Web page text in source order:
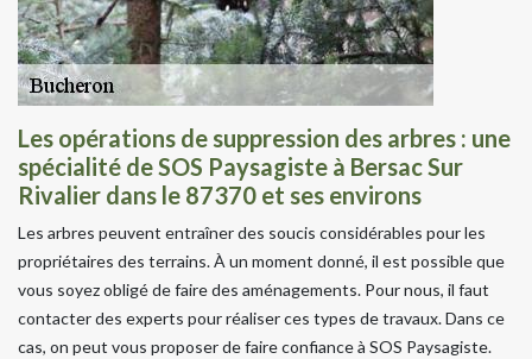
Les opérations de suppression des arbres : une
spécialité de SOS Paysagiste à Bersac Sur
Rivalier dans le 87370 et ses environs
Les arbres peuvent entraîner des soucis considérables pour les
propriétaires des terrains. À un moment donné, il est possible que
vous soyez obligé de faire des aménagements. Pour nous, il faut
contacter des experts pour réaliser ces types de travaux. Dans ce
cas, on peut vous proposer de faire confiance à SOS Paysagiste.